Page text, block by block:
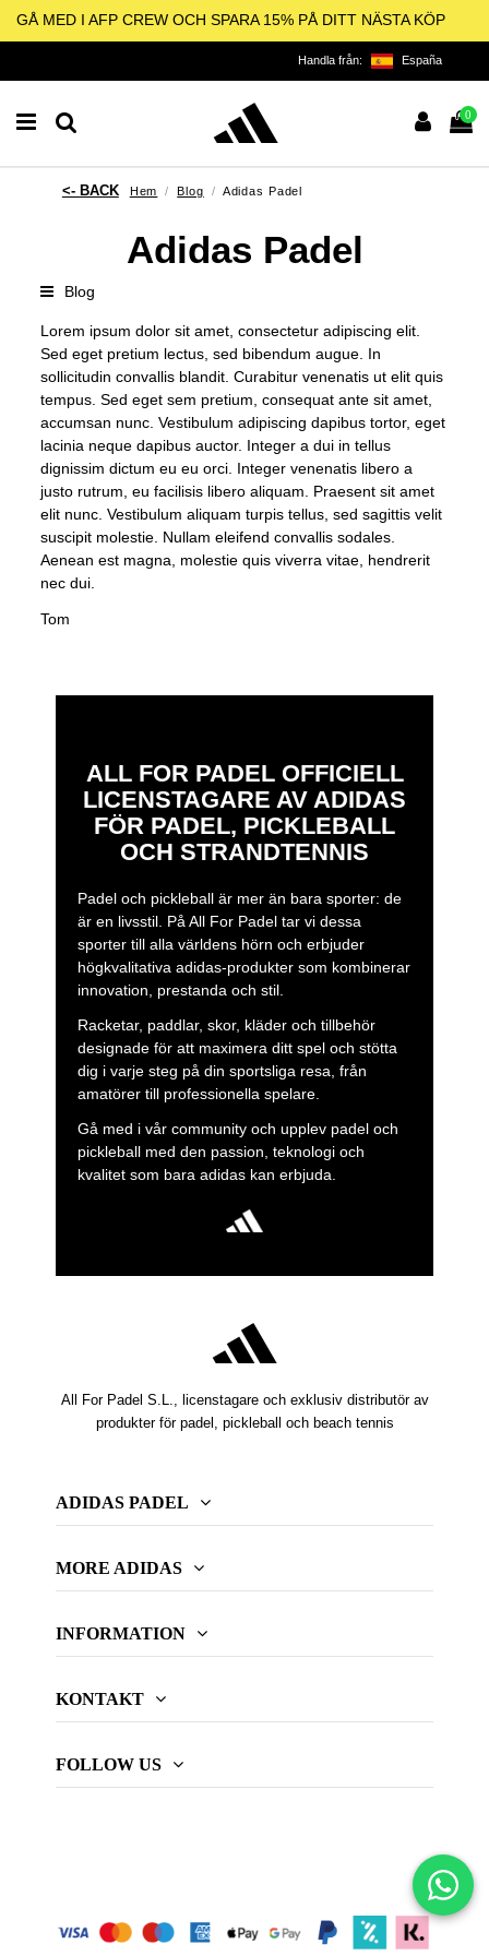
GÅ MED I AFP CREW OCH SPARA 15% PÅ DITT NÄSTA KÖP
Handla från: España
0
Hem Blog Adidas Padel
Adidas Padel
Blog
Lorem ipsum dolor sit amet, consectetur adipiscing elit.
Sed eget pretium lectus, sed bibendum augue. In
sollicitudin convallis blandit. Curabitur venenatis ut elit quis
tempus. Sed eget sem pretium, consequat ante sit amet,
accumsan nunc. Vestibulum adipiscing dapibus tortor, eget
lacinia neque dapibus auctor. Integer a dui in tellus
dignissim dictum eu eu orci. Integer venenatis libero a
justo rutrum, eu facilisis libero aliquam. Praesent sit amet
elit nunc. Vestibulum aliquam turpis tellus, sed sagittis velit
suscipit molestie. Nullam eleifend convallis sodales.
Aenean est magna, molestie quis viverra vitae, hendrerit
nec dui.
Tom
ALL FOR PADEL OFFICIELL
LICENSTAGARE AV ADIDAS
FÖR PADEL, PICKLEBALL
OCH STRANDTENNIS
Padel och pickleball är mer än bara sporter: de
är en livsstil. På All For Padel tar vi dessa
sporter till alla världens hörn och erbjuder
högkvalitativa adidas-produkter som kombinerar
innovation, prestanda och stil.
Racketar, paddlar, skor, kläder och tillbehör
designade för att maximera ditt spel och stötta
dig i varje steg på din sportsliga resa, från
amatörer till professionella spelare.
Gå med i vår community och upplev padel och
pickleball med den passion, teknologi och
kvalitet som bara adidas kan erbjuda.
All For Padel S.L., licenstagare och exklusiv distributör av
produkter för padel, pickleball och beach tennis
ADIDAS PADEL
MORE ADIDAS
INFORMATION
KONTAKT
FOLLOW US